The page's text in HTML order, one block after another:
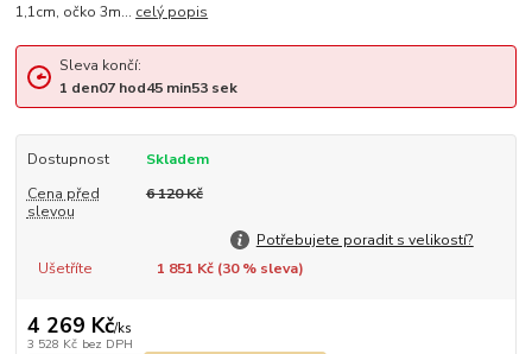
1,1cm, očko 3m... celý popis
Sleva končí:
1 den07hod45min52sek
Dostupnost
Skladem
Cena před
slevou
6 120 Kč
Potřebujete poradit s velikostí?
Ušetříte
1 851 Kč (30% sleva)
4 269 Kč/ks
3 528 Kč bez DPH